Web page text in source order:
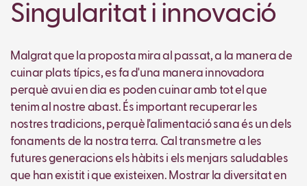
Singularitat i innovació
Malgrat que la proposta mira al passat, a la manera de
cuinar plats típics, es fa d'una manera innovadora
perquè avui en dia es poden cuinar amb tot el que
tenim al nostre abast. És important recuperar les
nostres tradicions, perquè l'alimentació sana és un dels
fonaments de la nostra terra. Cal transmetre a les
futures generacions els hàbits i els menjars saludables
que han existit i que existeixen. Mostrar la diversitat en